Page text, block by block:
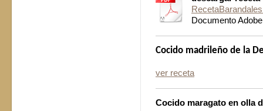
Documento
Cocido madrileño de la
ver receta
Cocido maragato en olla